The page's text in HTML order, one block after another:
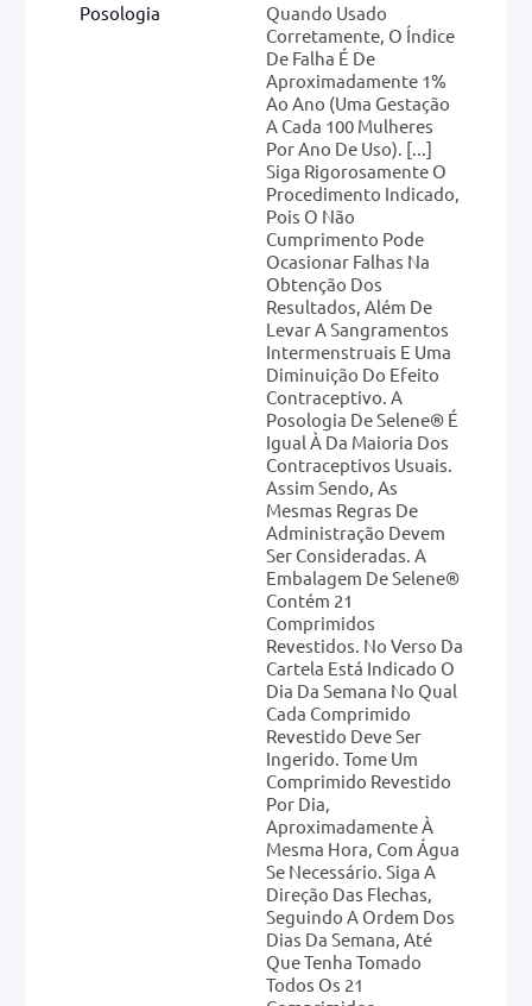
Posologia
Quando Usado
Corretamente, O Índice
De Falha É De
Aproximadamente 1%
Ao Ano (uma Gestação
A Cada 100 Mulheres
Por Ano De Uso). [...]
Siga Rigorosamente O
Procedimento Indicado,
Pois O Não
Cumprimento Pode
Ocasionar Falhas Na
Obtenção Dos
Resultados, Além De
Levar A Sangramentos
Intermenstruais E Uma
Diminuição Do Efeito
Contraceptivo. A
Posologia De Selene® É
Igual À Da Maioria Dos
Contraceptivos Usuais.
Assim Sendo, As
Mesmas Regras De
Administração Devem
Ser Consideradas. A
Embalagem De Selene®
Contém 21
Comprimidos
Revestidos. No Verso Da
Cartela Está Indicado O
Dia Da Semana No Qual
Cada Comprimido
Revestido Deve Ser
Ingerido. Tome Um
Comprimido Revestido
Por Dia,
Aproximadamente À
Mesma Hora, Com Água
Se Necessário. Siga A
Direção Das Flechas,
Seguindo A Ordem Dos
Dias Da Semana, Até
Que Tenha Tomado
Todos Os 21